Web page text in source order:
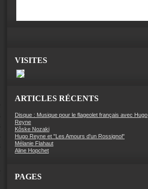
VISITES
ARTICLES RÉCENTS
Disque : Musique pour le flageolet français avec Hugo
Reyne
Kôske Nozaki
Hugo Reyne et "Les Amours d'un Rossignol"
Mélanie Flahaut
Aline Hopchet
PAGES